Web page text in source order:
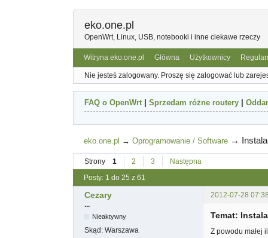
eko.one.pl
OpenWrt, Linux, USB, notebooki i inne ciekawe rzeczy
Witryna eko.one.pl Główna Użytkownicy
Nie jesteś zalogowany. Proszę się zalogować lub
FAQ o OpenWrt| Sprzedam różne routery
eko.one.pl →Oprogramowanie / Software →
Strony 1 2 3
Następna
Posty: 1 do 25 z 61
Cezary
2012-07-28
...
Nieaktywny
Skąd: Warszawa
Temat:
Z powodu małej